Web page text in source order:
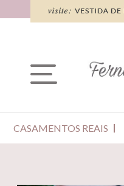
CASAMENTOS REAIS